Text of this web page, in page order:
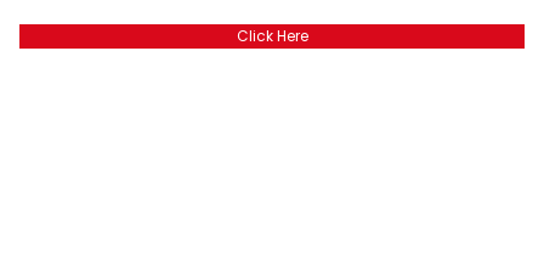
Click Here